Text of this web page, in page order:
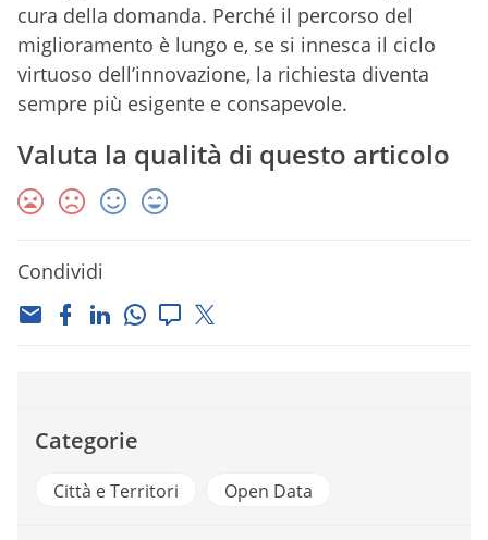
cura della domanda. Perché il percorso del
miglioramento è lungo e, se si innesca il ciclo
virtuoso dell’innovazione, la richiesta diventa
sempre più esigente e consapevole.
Valuta la qualità di questo articolo
Condividi
Categorie
Città e Territori Open Data